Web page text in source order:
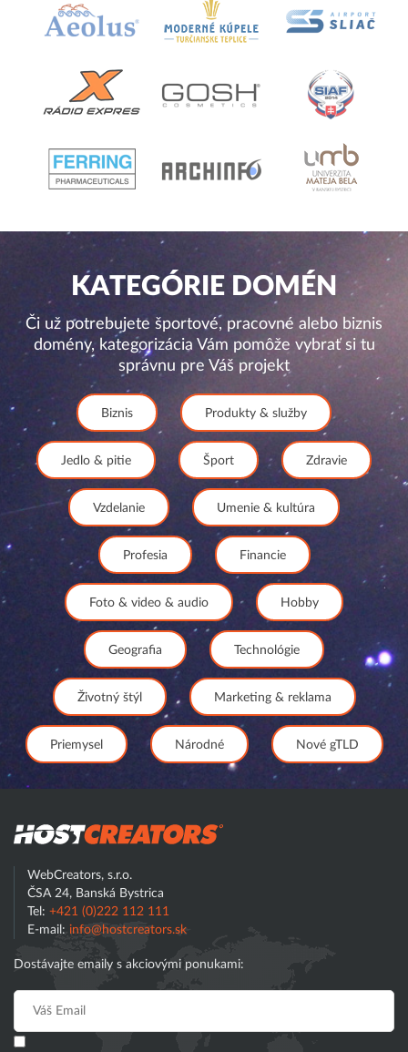
KATEGÓRIE DOMÉN
Či už potrebujete športové, pracovné alebo biznis
domény, kategorizácia Vám pomôže vybrať si tu
správnu pre Váš projekt
Biznis Produkty & služby
Jedlo & pitie Šport Zdravie
Vzdelanie Umenie & kultúra
Profesia Financie
Foto & video & audio Hobby
Geografia Technológie
Životný štýl Marketing & reklama
Priemysel Národné Nové gTLD
WebCreators, s.r.o.
ČSA 24, Banská Bystrica
Tel: +421 (0)222 112 111
E-mail: info@hostcreators.sk
Dostávajte emaily s akciovými ponukami: